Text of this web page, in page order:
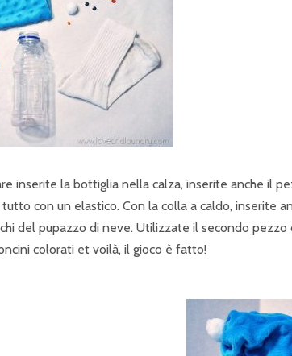
inserite la bottiglia nella calza, inserite anche il
con un elastico. Con la colla a caldo, inserite
del pupazzo di neve. Utilizzate il secondo
colorati et voilà, il gioco è fatto!